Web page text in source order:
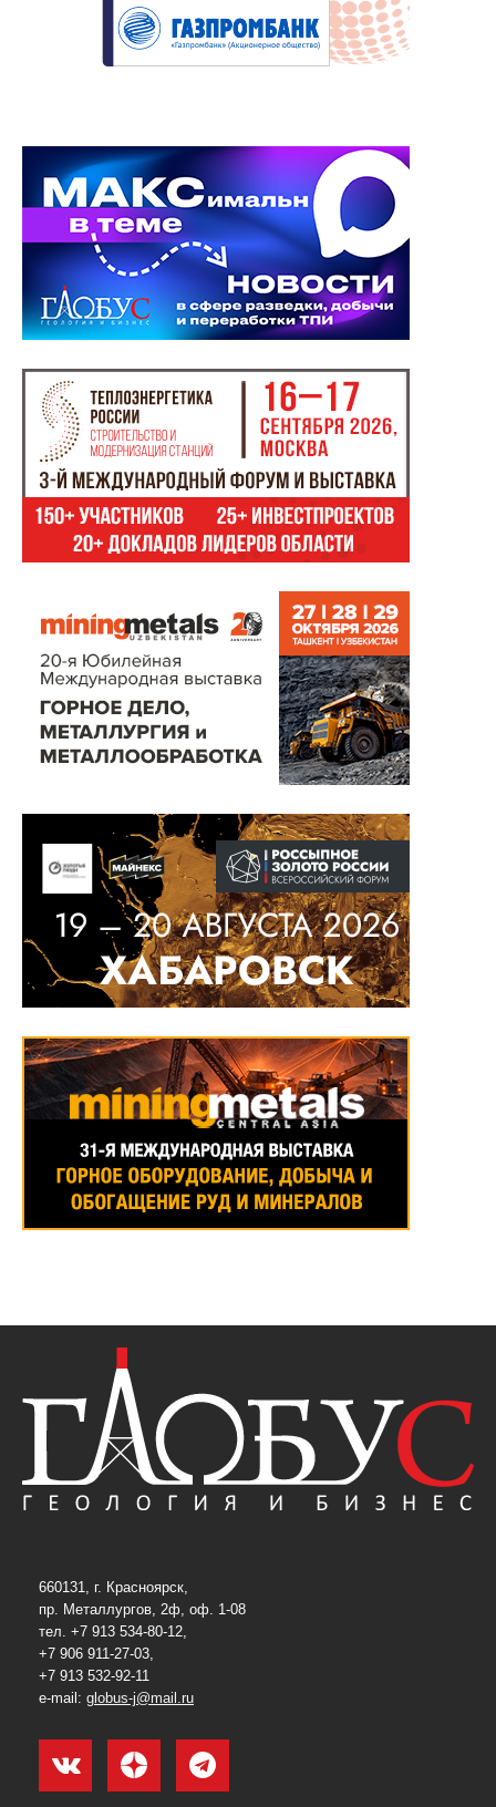
660131, г. Красноярск,
пр. Металлургов, 2ф, оф. 1-08
тел. +7 913 534-80-12,
+7 906 911-27-03,
+7 913 532-92-11
e-mail: globus-j@mail.ru